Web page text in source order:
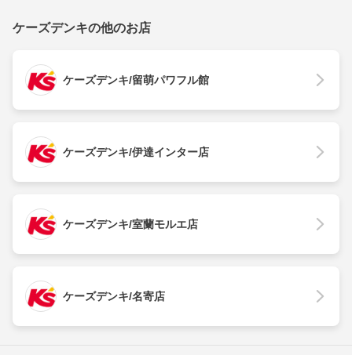
ケーズデンキの他のお店
ケーズデンキ/留萌パワフル館
ケーズデンキ/伊達インター店
ケーズデンキ/室蘭モルエ店
ケーズデンキ/名寄店